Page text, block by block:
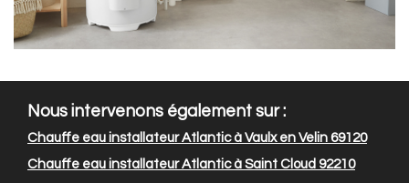
Nous intervenons également sur :
Chauffe eau installateur Atlantic à Vaulx en Velin 69120
Chauffe eau installateur Atlantic à Saint Cloud 92210